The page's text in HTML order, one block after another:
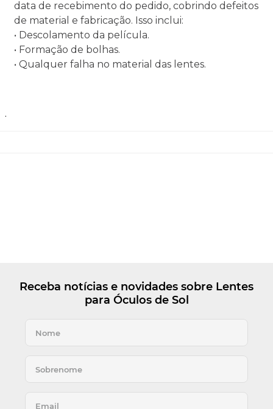
data de recebimento do pedido, cobrindo defeitos
de material e fabricação. Isso inclui:
• Descolamento da película.
• Formação de bolhas.
• Qualquer falha no material das lentes.
.
Receba notícias e novidades sobre Lentes
para Óculos de Sol